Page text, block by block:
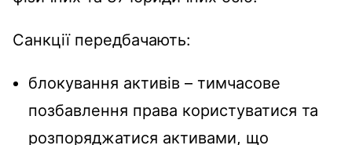
Санкції передбачають:
блокування активів – тимчасове
позбавлення права користуватися та
розпоряджатися активами, що